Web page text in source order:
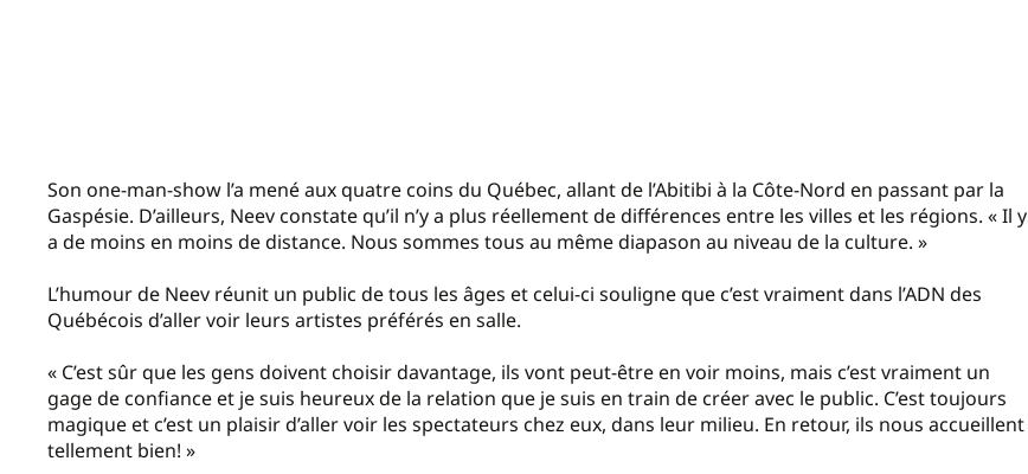
Son one-man-show l’a mené aux quatre coins du Québec, allant de l’Abitibi à la Côte-Nord en passant par la
Gaspésie. D’ailleurs, Neev constate qu’il n’y a plus réellement de différences entre les villes et les régions. « Il y
a de moins en moins de distance. Nous sommes tous au même diapason au niveau de la culture. »
L’humour de Neev réunit un public de tous les âges et celui-ci souligne que c’est vraiment dans l’ADN des
Québécois d’aller voir leurs artistes préférés en salle.
« C’est sûr que les gens doivent choisir davantage, ils vont peut-être en voir moins, mais c’est vraiment un
gage de confiance et je suis heureux de la relation que je suis en train de créer avec le public. C’est toujours
magique et c’est un plaisir d’aller voir les spectateurs chez eux, dans leur milieu. En retour, ils nous accueillent
tellement bien! »